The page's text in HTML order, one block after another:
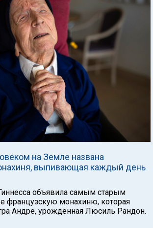
на Земле названа
выпивающая каждый день
объявила самым старым
французскую монахиню, которая
Андре, урожденная Люсиль Рандон.